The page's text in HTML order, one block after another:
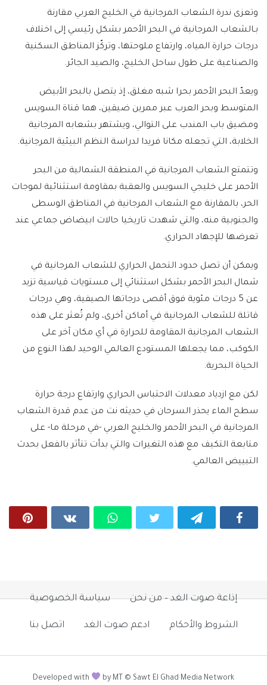
وتعزى ندرة الشعاب المرجانية في الخليج العربي مقارنة
بـالشعاب المرجانية في البحر الأحمر بشكل رئيسي إلى اختلاف
درجات حرارة المياه، وارتفاع ملوحتها، وتركّز المناطق السكنية
والصناعية على طول ساحل الخليج، والصيد الجائر.
ويعدّ البحر الأحمر بحرا شبه مغلق، إذ يتصل بالبحر الأبيض
المتوسط ​​وبحر العرب عبر ممرين ضيقين، هما قناة السويس
ومضيق باب المندب على التوالي، ويشتهر بشعابه المرجانية
الخلابة، التي تجعله مكانا فريدا لدراسة النظم البيئية المرجانية.
وتتمتع الشعاب المرجانية في المنطقة الشمالية من البحر
الأحمر على خليجي السويس والعقبة بمقاومة استثنائية لموجات
الحر، بالمقارنة مع الشعاب المرجانية في المناطق الوسطى
والجنوبية منه، والتي شهدت تاريخيا حالات ابيضاض جماعي عند
تعرضها للإجهاد الحراري.
ويمكن أن تصل حدود التحمل الحراري للشعاب المرجانية في
شمال البحر الأحمر بشكل استثنائي إلى مستويات قياسية تزيد
عن 5 درجات مئوية فوق أقصى درجاتها الصيفية، وهي درجات
قاتلة للشعاب المرجانية في أماكن أخرى، ولم تُعثر على هذه
الشعاب المرجانية المقاومة للحرارة في أي مكان آخر على
الكوكب، مما يجعلها المستودع العالمي الوحيد لهذا النوع من
الحياة البحرية.
لكن مع ازدياد معدلات الاحتباس الحراري وارتفاع درجة حرارة
سطح الماء يحذر السرحان في حديثه نت من عدم قدرة الشعاب
المرجانية في البحر الأحمر والخليج العربي -في مرحلة ما- على
متابعة التكيف مع هذه التغيرات والتي بدأت تتأثر بالفعل بحدث
التبييض العالمي.
إذاعة صوت الغد – من نحن سياسة الخصوصية
الشروط والأحكام ادعم صوت الغد اتصل بنا
Developed with by MT © Sawt El Ghad Media Network